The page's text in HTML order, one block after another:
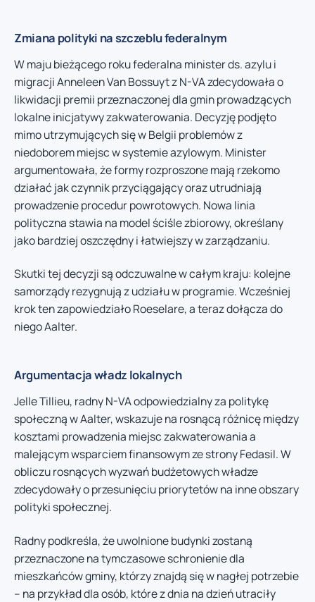
Zmiana polityki na szczeblu federalnym
W maju bieżącego roku federalna minister ds. azylu i
migracji Anneleen Van Bossuyt z N-VA zdecydowała o
likwidacji premii przeznaczonej dla gmin prowadzących
lokalne inicjatywy zakwaterowania. Decyzję podjęto
mimo utrzymujących się w Belgii problemów z
niedoborem miejsc w systemie azylowym. Minister
argumentowała, że formy rozproszone mają rzekomo
działać jak czynnik przyciągający oraz utrudniają
prowadzenie procedur powrotowych. Nowa linia
polityczna stawia na model ściśle zbiorowy, określany
jako bardziej oszczędny i łatwiejszy w zarządzaniu.
Skutki tej decyzji są odczuwalne w całym kraju: kolejne
samorządy rezygnują z udziału w programie. Wcześniej
krok ten zapowiedziało Roeselare, a teraz dołącza do
niego Aalter.
Argumentacja władz lokalnych
Jelle Tillieu, radny N-VA odpowiedzialny za politykę
społeczną w Aalter, wskazuje na rosnącą różnicę między
kosztami prowadzenia miejsc zakwaterowania a
malejącym wsparciem finansowym ze strony Fedasil. W
obliczu rosnących wyzwań budżetowych władze
zdecydowały o przesunięciu priorytetów na inne obszary
polityki społecznej.
Radny podkreśla, że uwolnione budynki zostaną
przeznaczone na tymczasowe schronienie dla
mieszkańców gminy, którzy znajdą się w nagłej potrzebie
– na przykład dla osób, które z dnia na dzień utraciły